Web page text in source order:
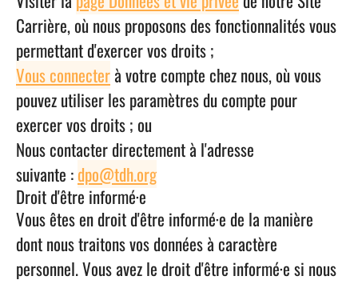
Carrière, où nous proposons des fonctionnalités vous
permettant d'exercer vos droits ;
Vous connecterà votre compte chez nous, où vous
pouvez utiliser les paramètres du compte pour
exercer vos droits ; ou
Nous contacter directement à l'adresse
suivante :dpo@tdh.org
Droit d'être informé·e
Vous êtes en droit d'être informé·e de la manière
dont nous traitons vos données à caractère
personnel. Vous avez le droit d'être informé·e si nous